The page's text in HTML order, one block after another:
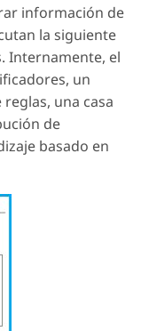
información de
la siguiente
Internamente, el
un
una casa
de
basado en